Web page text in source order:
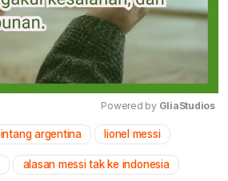
Mute
Powered by GliaStudios
argentina lionel messi
alasan messi tak ke indonesia